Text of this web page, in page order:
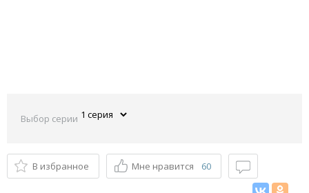
Выбор серии
В избранное Мне нравится 60